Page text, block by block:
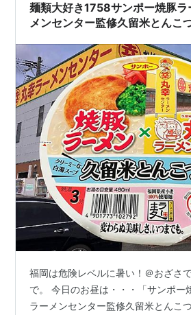
麺類大好き1758サンポー焼豚
メンセンター監修久留米とんこ
福岡は危険レベルに暑い！＠おざさ
で。 今日のお昼は・・・「サンポー
ラーメンセンター監修久留米とんこ